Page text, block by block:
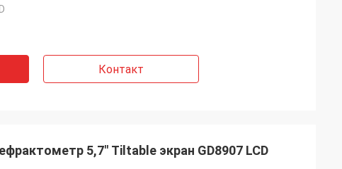
Контакт
5,7" Tiltable экран GD8907 LCD